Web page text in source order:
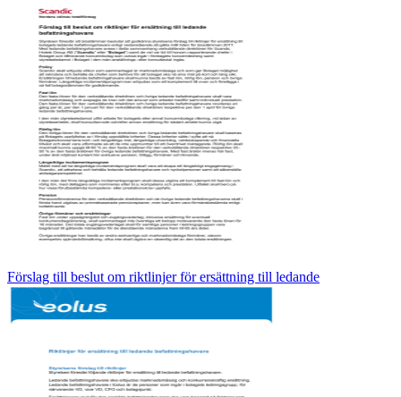
Förslag till beslut om riktlinjer för ersättning till ledande